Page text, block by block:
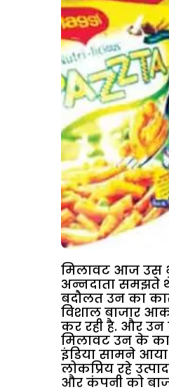
मिलावट आज उस
अन्नदाता समझते
बदौलत उन का
विशाल बाजार
कर रही है. और उन
मिलावट उन के
इंडिया सामने आया
लोकप्रिय रहे
और कंपनी को